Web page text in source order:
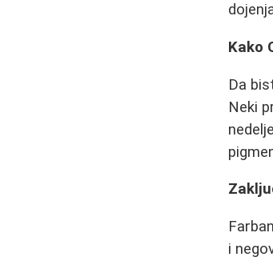
Kako
Da
Neki
i